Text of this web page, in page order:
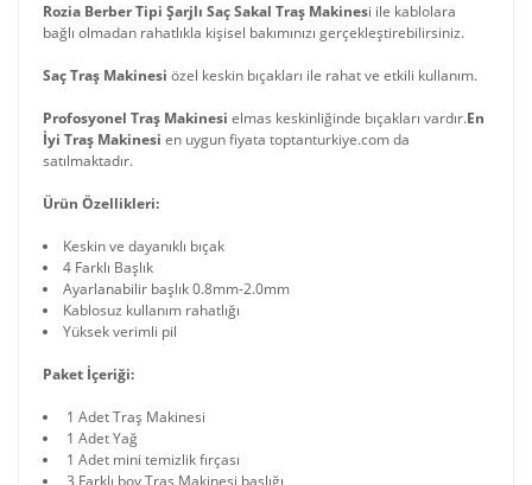
Rozia Berber Tipi Şarjlı Saç Sakal Traş Makinesi ile kablolara
bağlı olmadan rahatlıkla kişisel bakımınızı gerçekleştirebilirsiniz.
Saç Traş Makinesi özel keskin bıçakları ile rahat ve etkili kullanım.
Profosyonel Traş Makinesi elmas keskinliğinde bıçakları vardır.En
İyi Traş Makinesi en uygun fiyata toptanturkiye.com da
satılmaktadır.
Ürün Özellikleri:
Keskin ve dayanıklı bıçak
4 Farklı Başlık
Ayarlanabilir başlık 0.8mm-2.0mm
Kablosuz kullanım rahatlığı
Yüksek verimli pil
Paket İçeriği:
1 Adet Traş Makinesi
1 Adet Yağ
1 Adet mini temizlik fırçası
3 Farklı boy Traş Makinesi başlığı